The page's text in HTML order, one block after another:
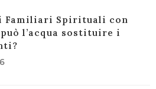
Familiari Spirituali con
l’acqua sostituire i